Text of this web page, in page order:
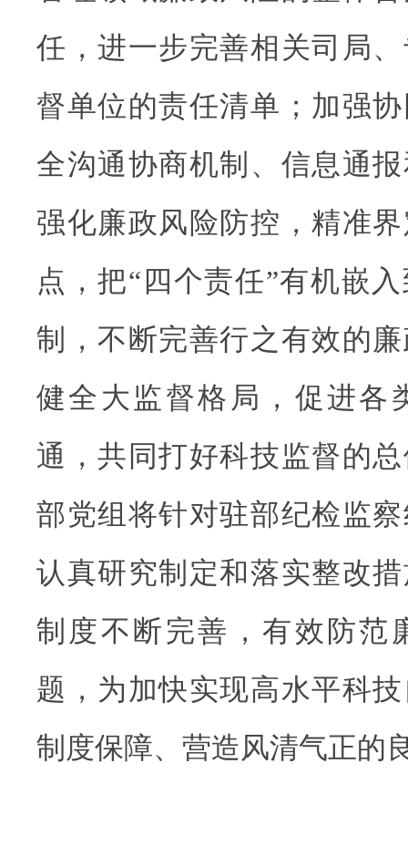
任，进一步完善相关司局
督单位的责任清单；加强
全沟通协商机制、信息通
强化廉政风险防控，精准
点，把“四个责任”有机嵌
制，不断完善行之有效的
健全大监督格局，促进各
通，共同打好科技监督的
部党组将针对驻部纪检监
认真研究制定和落实整改
制度不断完善，有效防范
题，为加快实现高水平科
制度保障、营造风清气正的